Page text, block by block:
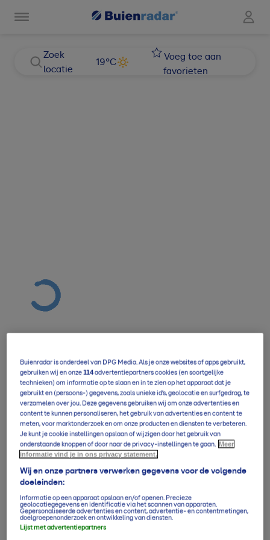
Zoek
locatie
19°C
Voeg toe aan
favorieten
Verwachting overzicht
5-daagse per uur
14-daagse verwachting
Klimaatgemiddelden
Buienradar is onderdeel van DPG Media. Als je onze websites of apps gebruikt,
gebruiken wij en onze114advertentiepartners cookies (en soortgelijke
technieken) om informatie op te slaan en in te zien op het apparaat dat je
gebruikt en (persoons-) gegevens, zoals unieke id’s, geolocatie en surfgedrag, te
verzamelen over jou. Deze gegevens gebruiken wij om onze advertenties en
content te kunnen personaliseren, het gebruik van advertenties en content te
meten, voor marktonderzoek en om onze producten en diensten te verbeteren.
Je kunt je cookie instellingen opslaan of wijzigen door het gebruik van
onderstaande knoppen of door naar de privacy-instellingen te gaan. Meer
informatie vind je in ons privacy statement.
Wij en onze partners verwerken gegevens voor de volgende
doeleinden:
Informatie op een apparaat opslaan en/of openen. Precieze
geolocatiegegevens en identificatie via het scannen van apparaten.
Gepersonaliseerde advertenties en content, advertentie- en contentmetingen,
doelgroepenonderzoek en ontwikkeling van diensten.
Lijst met advertentiepartners